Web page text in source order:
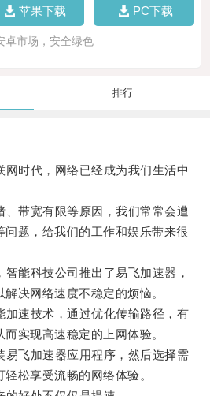
苹果下载 PC下载
卓市场，安全绿色
排行
时代，网络已经成为我们生活中
带宽有限等原因，我们常常会遭
问题，给我们的工作和娱乐带来很
能科技公司推出了易飞加速器，
决网络速度不稳定的烦恼。
速技术，通过优化传输路径，有
实现高速稳定的上网体验。
飞加速器应用程序，然后选择需
松享受流畅的网络体验。